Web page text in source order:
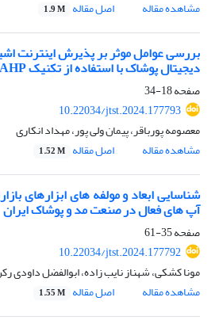
مشاهده مقاله
اصل مقاله 1.9 M
دیجیتال پوشاک با استفاده از تکنیک FUZZY AHP و WASPAS
صفحه18-34
10.22034/jtst.2024.177793
معصومه پورباقر، پیمان ولی پور، مهداد انکاری
مشاهده مقاله
اصل مقاله 1.52 M
شناسایی ابعاد و مولفه های ابزارهای
آپ های فعال در صنعت مد و پوشاک ایران
صفحه35-61
10.22034/jtst.2024.177792
مونا کشکی، شهناز نایب زاده، ابوالفضل داودی
مشاهده مقاله
اصل مقاله 1.55 M